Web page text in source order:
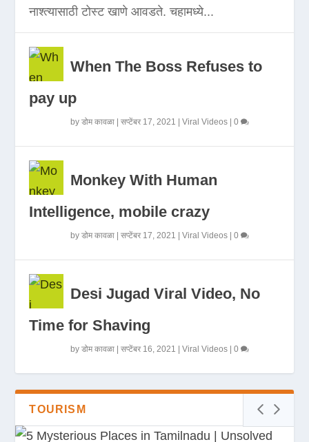
नाश्त्यासाठी टोस्ट खाणे आवडते. चहामध्ये...
When The Boss Refuses to
pay up
byडोम कावळा |सप्टेंबर 17, 2021 |Viral Videos |0
Monkey With Human
Intelligence, mobile crazy
byडोम कावळा |सप्टेंबर 17, 2021 |Viral Videos |0
Desi Jugad Viral Video, No
Time for Shaving
byडोम कावळा |सप्टेंबर 16, 2021 |Viral Videos |0
TOURISM